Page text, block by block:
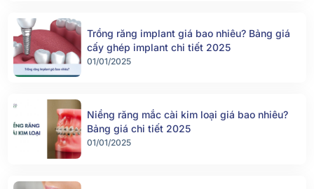
Trồng răng implant giá bao nhiêu? Bảng giá
cấy ghép implant chi tiết 2025
01/01/2025
Niềng răng mắc cài kim loại giá bao nhiêu?
Bảng giá chi tiết 2025
01/01/2025